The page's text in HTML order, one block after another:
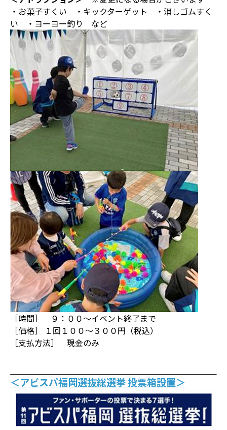
・お菓子すくい ・キックターゲット ・消しゴムすく
い ・ヨーヨー釣り など
［時間］ ９：００～イベント終了まで
［価格］ １回１００～３００円（税込）
［支払方法］ 現金のみ
＜アビスパ福岡選抜総選挙 投票箱設置＞